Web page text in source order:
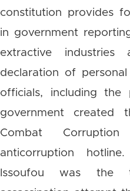
constitution provides
in government
extractive
declaration of
officials, including the
government created
Combat
anticorruption
Issoufou was